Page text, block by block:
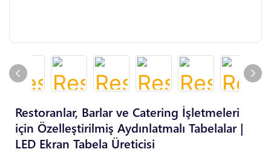
Restoranlar, Barlar ve Catering İşletmeleri
için Özelleştirilmiş Aydınlatmalı Tabelalar |
LED Ekran Tabela Üreticisi